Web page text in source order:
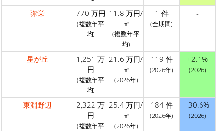
弥栄 770 万円
(複数年平
均)
11.8 万円/
㎡
(複数年平
均)
1 件
(全期間)
-
星が丘
1,251 万
円
(複数年平
均)
21.6 万円/
㎡
(2026年)
119 件
(2026年)
+2.1%
(2026)
東淵野辺
2,322 万
円
(複数年平
25.4 万円/
㎡
(2026年)
184 件
(2026年)
-30.6%
(2026)